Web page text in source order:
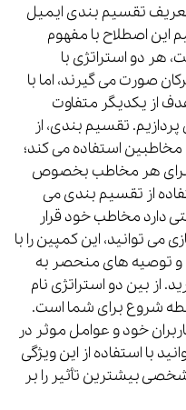
تقسیم بندی ایمیل
این اصطلاح با مفهوم
دو استراتژی با
صورت می گیرند، اما با
از یکدیگر متفاوت
تقسیم بندی، از
استفاده می کند؛
برای هر مخاطب بخصوص
از تقسیم بندی می
دارد مخاطب خود قرار
توانید، این کمپین را با
و توصیه های منحصر به
از بین دو استراتژی نام
شروع برای شما است.
خود و عوامل موثر در
با استفاده از این ویژگی
بیشترین تأثیر را بر